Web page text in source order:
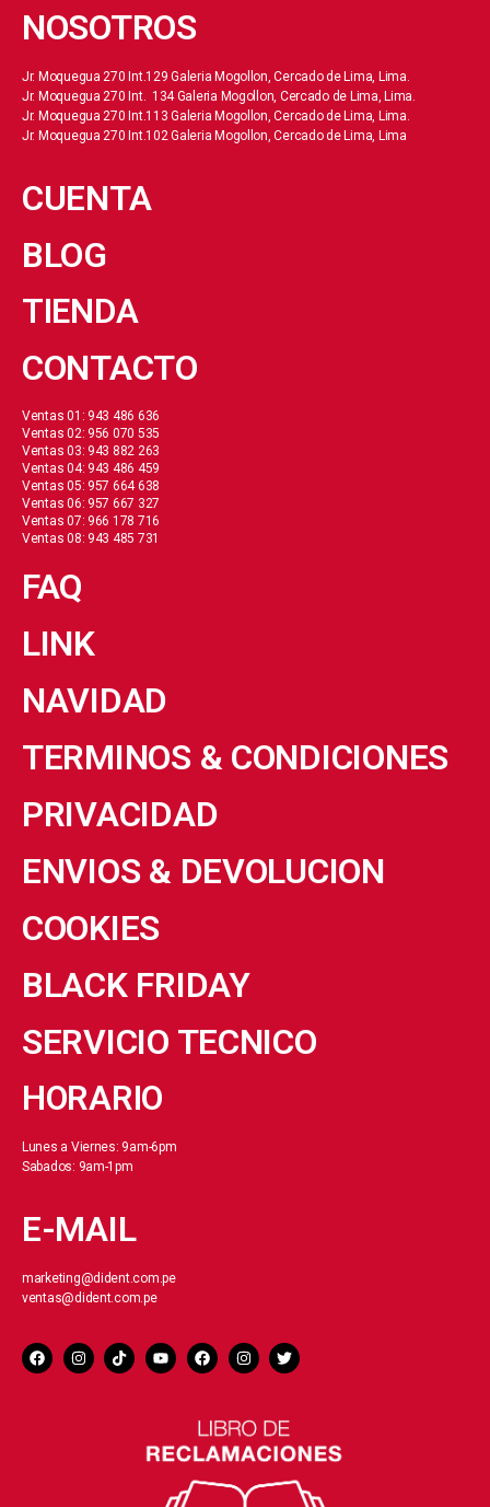
NOSOTROS
Jr. Moquegua 270 Int.129 Galeria Mogollon, Cercado de Lima, Lima.
Jr. Moquegua 270 Int. 134 Galeria Mogollon, Cercado de Lima, Lima.
Jr. Moquegua 270 Int.113 Galeria Mogollon, Cercado de Lima, Lima.
Jr. Moquegua 270 Int.102 Galeria Mogollon, Cercado de Lima, Lima
CUENTA
BLOG
TIENDA
CONTACTO
Ventas 01: 943 486 636
Ventas 02: 956 070 535
Ventas 03: 943 882 263
Ventas 04: 943 486 459
Ventas 05: 957 664 638
Ventas 06: 957 667 327
Ventas 07: 966 178 716
Ventas 08: 943 485 731
FAQ
LINK
NAVIDAD
TERMINOS & CONDICIONES
PRIVACIDAD
ENVIOS & DEVOLUCION
COOKIES
BLACK FRIDAY
SERVICIO TECNICO
HORARIO
Lunes a Viernes: 9am-6pm
Sabados: 9am-1pm
E-MAIL
marketing@dident.com.pe
ventas@dident.com.pe